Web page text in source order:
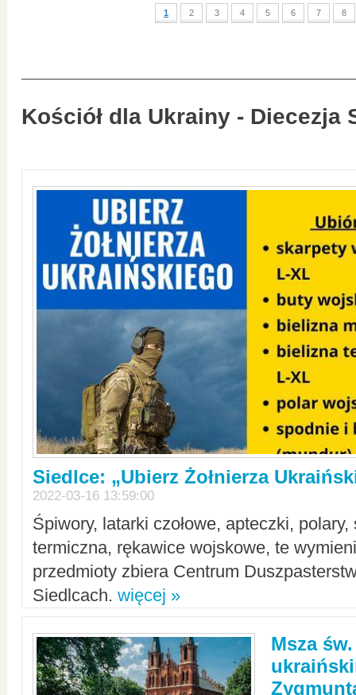
1 2 3 4 5 6 7 8
Kościół dla Ukrainy - Diecezja
Siedlce: „Ubierz Żołnierza
2022-03-16 13:59:00
Śpiwory, latarki czołowe, apteczki,
termiczna, rękawice wojskowe, te
przedmioty zbiera Centrum
Siedlcach. więcej »
Msza